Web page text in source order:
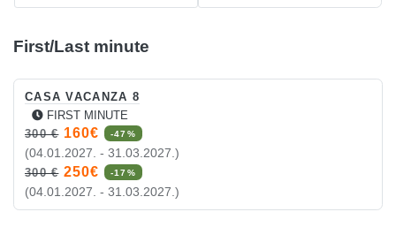
First/Last minute
CASA VACANZA 8
FIRST MINUTE
300 € 160€ -47%
(04.01.2027. - 31.03.2027.)
300 € 250€ -17%
(04.01.2027. - 31.03.2027.)